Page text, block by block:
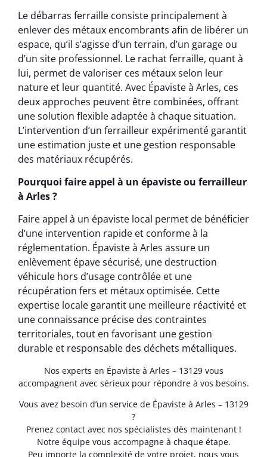
Le débarras ferraille consiste principalement à
enlever des métaux encombrants afin de libérer un
espace, qu’il s’agisse d’un terrain, d’un garage ou
d’un site professionnel. Le rachat ferraille, quant à
lui, permet de valoriser ces métaux selon leur
nature et leur quantité. Avec Épaviste à Arles, ces
deux approches peuvent être combinées, offrant
une solution flexible adaptée à chaque situation.
L’intervention d’un ferrailleur expérimenté garantit
une estimation juste et une gestion responsable
des matériaux récupérés.
Pourquoi faire appel à un épaviste ou ferrailleur
à Arles ?
Faire appel à un épaviste local permet de bénéficier
d’une intervention rapide et conforme à la
réglementation. Épaviste à Arles assure un
enlèvement épave sécurisé, une destruction
véhicule hors d’usage contrôlée et une
récupération fers et métaux optimisée. Cette
expertise locale garantit une meilleure réactivité et
une connaissance précise des contraintes
territoriales, tout en favorisant une gestion
durable et responsable des déchets métalliques.
Nos experts en Épaviste à Arles – 13129 vous
accompagnent avec sérieux pour répondre à vos besoins.
Vous avez besoin d’un service de Épaviste à Arles – 13129
?
Prenez contact avec nos spécialistes dès maintenant !
Notre équipe vous accompagne à chaque étape.
Peu importe la complexité de votre projet, nous vous